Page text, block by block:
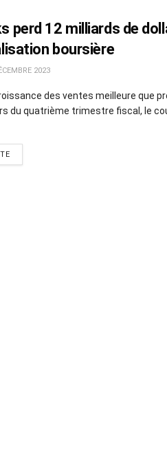
perd 12 milliards de
boursière
2023
des ventes meilleure que
du quatrième trimestre fiscal, le